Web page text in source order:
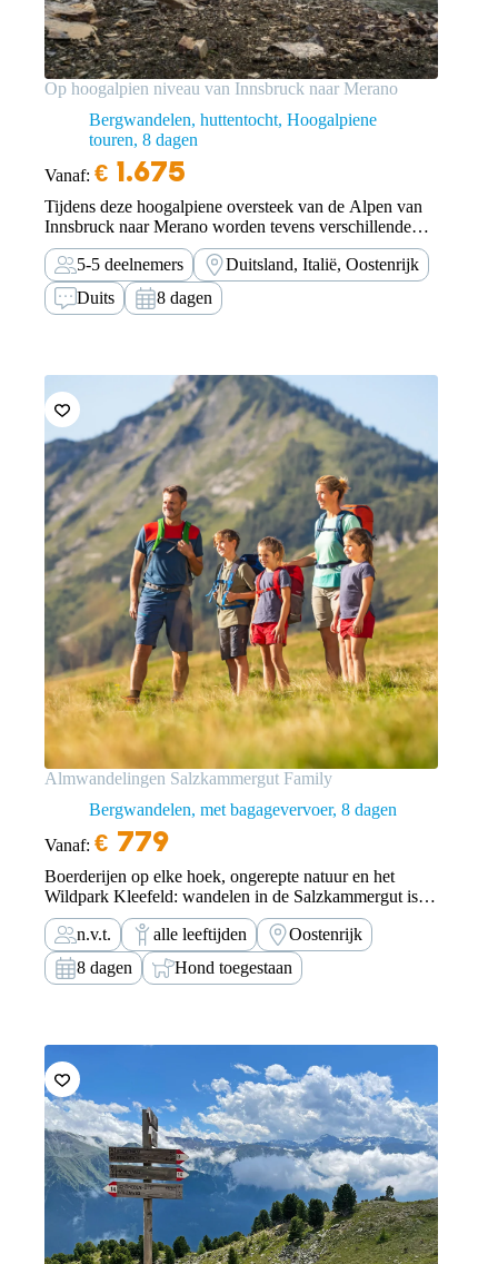
Op hoogalpien niveau van Innsbruck naar Merano
Bergwandelen, huttentocht, Hoogalpiene
touren 8 dagen
Vanaf: € 1.675
Tijdens deze hoogalpiene oversteek van de Alpen van
Innsbruck naar Merano worden tevens verschillende
bekende en minder bekende bergtoppen beklommen.
5-5 deelnemers
Duitsland, Italië, Oostenrijk
Duits
8 dagen
Almwandelingen Salzkammergut Family
Bergwandelen, met bagagevervoer 8 dagen
Vanaf: € 779
Boerderijen op elke hoek, ongerepte natuur en het
Wildpark Kleefeld: wandelen in de Salzkammergut is
een waar plezier voor dierenliefhebbers! Na een
verfrissende duik in de Wolfgangsee en een ritje met de
zomerrodelbaan, kun je jezelf versterken met Kasnockn
en…
n.v.t. alle leeftijden
Oostenrijk
8 dagen
Hond toegestaan